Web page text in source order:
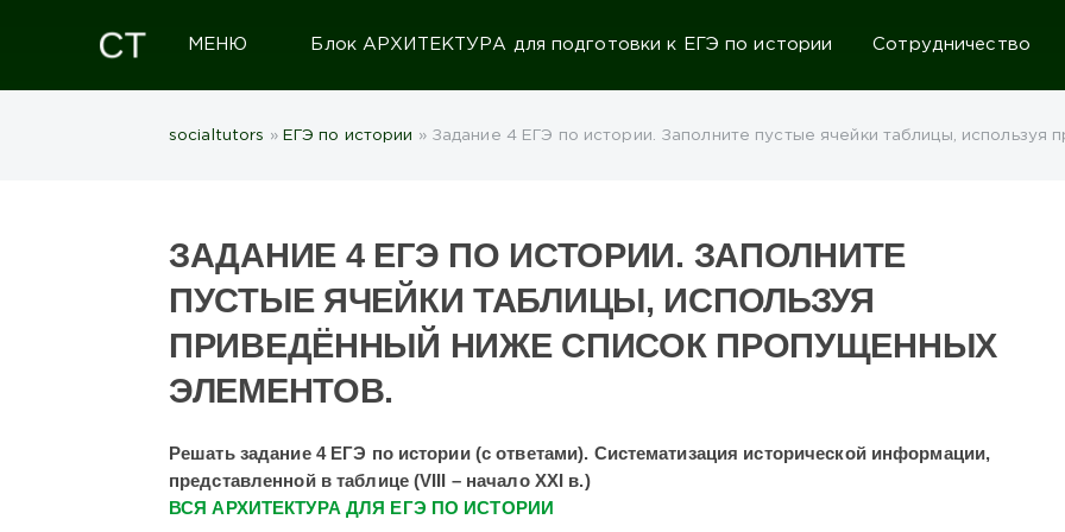
МЕНЮ Блок АРХИТЕКТУРА для подготовки к ЕГЭ по истории Сотрудничество
socialtutors » ЕГЭ по истории » Задание 4 ЕГЭ по истории. Заполните пустые ячейки таблицы,
ЗАДАНИЕ 4 ЕГЭ ПО ИСТОРИИ. ЗАПОЛНИТЕ
ПУСТЫЕ ЯЧЕЙКИ ТАБЛИЦЫ, ИСПОЛЬЗУЯ
ПРИВЕДЁННЫЙ НИЖЕ СПИСОК ПРОПУЩЕННЫХ
ЭЛЕМЕНТОВ.
Решать задание 4 ЕГЭ по истории (с ответами). Систематизация исторической информации,
представленной в таблице (VIII – начало XXI в.)
ВСЯ АРХИТЕКТУРА ДЛЯ ЕГЭ ПО ИСТОРИИ